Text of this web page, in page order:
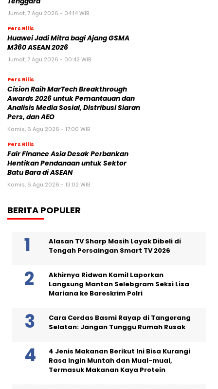
Jumat, 7 Agu 2026 - 04:14 WIB
Pers Rilis
Huawei Jadi Mitra bagi Ajang GSMA
M360 ASEAN 2026
Jumat, 7 Agu 2026 - 00:42 WIB
Pers Rilis
Cision Raih MarTech Breakthrough
Awards 2026 untuk Pemantauan dan
Analisis Media Sosial, Distribusi Siaran
Pers, dan AEO
Kamis, 6 Agu 2026 - 17:00 WIB
Pers Rilis
Fair Finance Asia Desak Perbankan
Hentikan Pendanaan untuk Sektor
Batu Bara di ASEAN
Kamis, 6 Agu 2026 - 13:02 WIB
BERITA POPULER
Alasan TV Sharp Masih Layak Dibeli di
Tengah Persaingan Smart TV 2026
Akhirnya Ridwan Kamil Laporkan
Langsung Mantan Selebgram Seksi Lisa
Mariana ke Bareskrim Polri
Cara Cerdas Basmi Rayap di Tangerang
Selatan: Jangan Tunggu Rumah Rusak
4 Jenis Makanan Berikut Ini Bisa Kurangi
Rasa Ingin Muntah dan Mual-mual,
Termasuk Makanan Kaya Protein